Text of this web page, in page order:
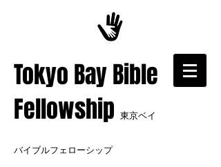
​Tokyo Bay Bible
Fellowship 東京ベイ
バイブルフェローシップ